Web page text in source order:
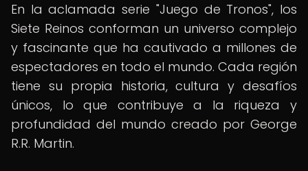
En la aclamada serie "Juego de Tronos", los
Siete Reinos conforman un universo complejo
y fascinante que ha cautivado a millones de
espectadores en todo el mundo. Cada región
tiene su propia historia, cultura y desafíos
únicos, lo que contribuye a la riqueza y
profundidad del mundo creado por George
R.R. Martin.